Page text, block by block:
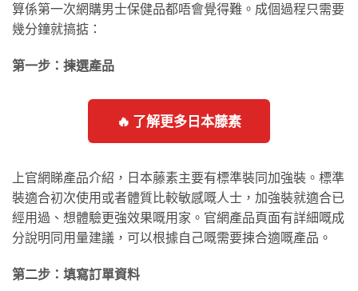
算係第一次網購男士保健品都唔會覺得難。成個過程只需要
幾分鐘就搞掂：
第一步：揀選產品
🔥 了解更多日本藤素
上官網睇產品介紹，日本藤素主要有標準裝同加強裝。標準
裝適合初次使用或者體質比較敏感嘅人士，加強裝就適合已
經用過、想體驗更強效果嘅用家。官網產品頁面有詳細嘅成
分說明同用量建議，可以根據自己嘅需要揀合適嘅產品。
第二步：填寫訂單資料